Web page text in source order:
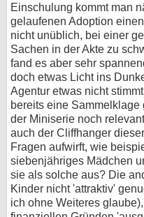
Einschulung kommt man
gelaufenen Adoption
nicht unüblich, bei einer
Sachen in der Akte zu
fand es aber sehr
doch etwas Licht ins
Agentur etwas nicht
bereits eine
der Miniserie noch
auch der Cliffhanger
Fragen aufwirft, wie
siebenjähriges Mädchen
sie als solche aus? Die
Kinder nicht 'attraktiv'
ich ohne Weiteres